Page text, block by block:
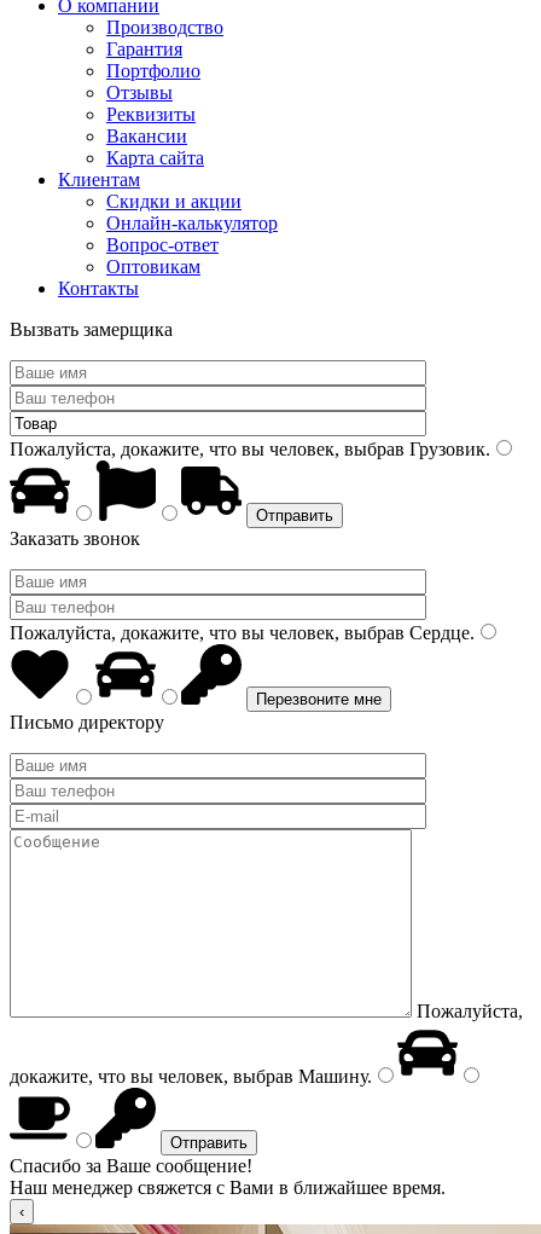
О компании
Производство
Гарантия
Портфолио
Отзывы
Реквизиты
Вакансии
Карта сайта
Клиентам
Скидки и акции
Онлайн-калькулятор
Вопрос-ответ
Оптовикам
Контакты
Вызвать замерщика
Пожалуйста, докажите, что вы человек, выбрав Грузовик.
Заказать звонок
Пожалуйста, докажите, что вы человек, выбрав Сердце.
Письмо директору
Пожалуйста,
докажите, что вы человек, выбрав Машину.
Спасибо за Ваше сообщение!
Наш менеджер свяжется с Вами в ближайшее время.